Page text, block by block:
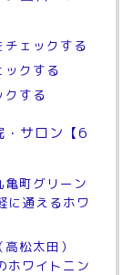
ェックする
ックする
クする
・サロン【6
町グリーン
に通えるホワ
松太田）
ホワイトニン